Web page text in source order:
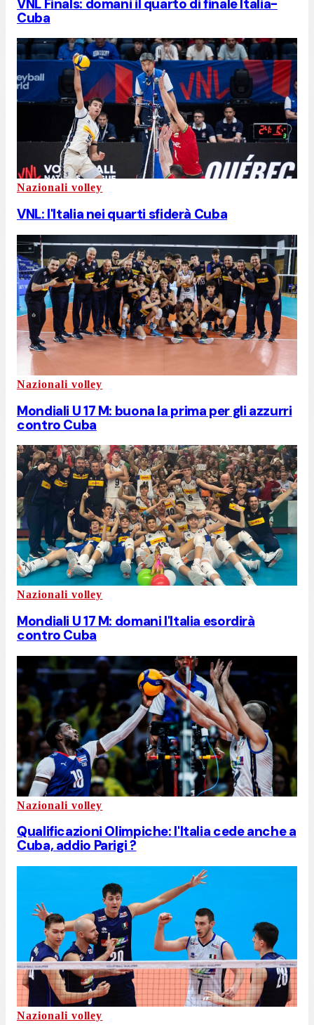
VNL Finals: domani il quarto di finale Italia-
Cuba
Nazionali volley
VNL: l'Italia nei quarti sfiderà Cuba
Nazionali volley
Mondiali U 17 M: buona la prima per gli azzurri
contro Cuba
Nazionali volley
Mondiali U 17 M: domani l'Italia esordirà
contro Cuba
Nazionali volley
Qualificazioni Olimpiche: l'Italia cede anche a
Cuba, addio Parigi ?
Nazionali volley